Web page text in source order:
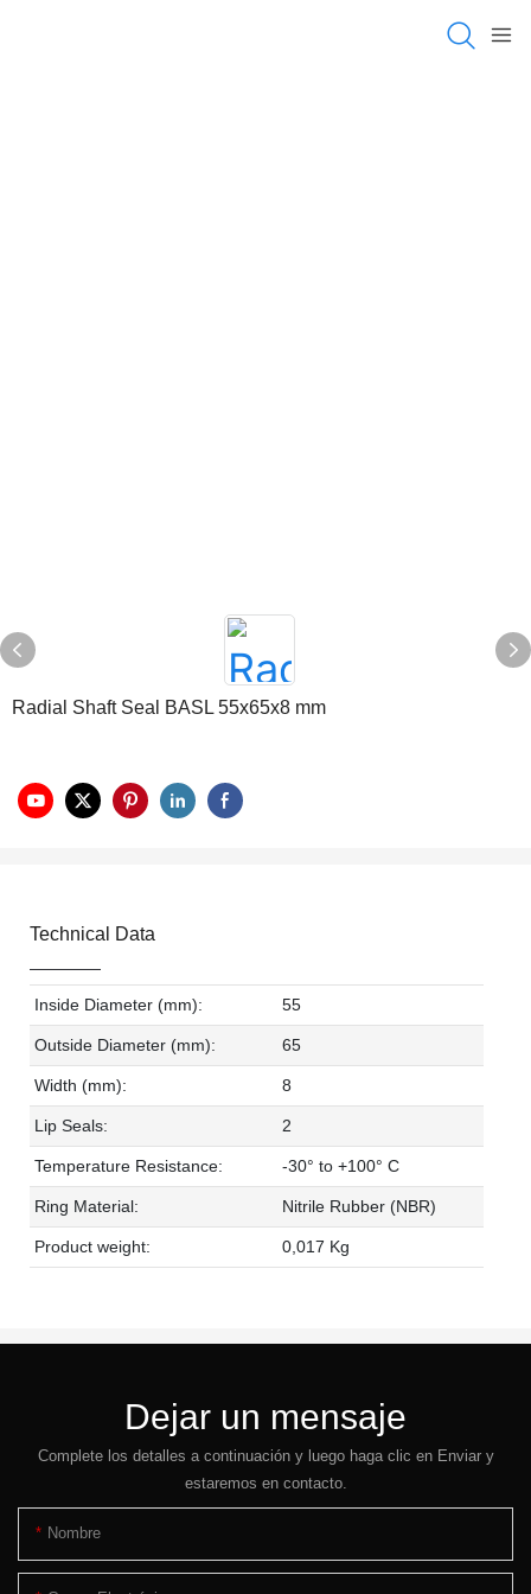
Radial Shaft Seal BASL 55x65x8 mm
Technical Data
Inside Diameter (mm): 55
Outside Diameter (mm): 65
Width (mm): 8
Lip Seals: 2
Temperature Resistance: -30° to +100° C
Ring Material: Nitrile Rubber (NBR)
Product weight: 0,017 Kg
Dejar un mensaje
Complete los detalles a continuación y luego haga clic en Enviar y
estaremos en contacto.
Nombre